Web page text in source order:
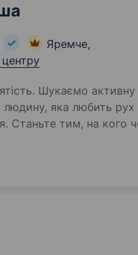
Яремче,
активну та
людину, яка любить рух
Станьте тим, на кого
та хоче впливати